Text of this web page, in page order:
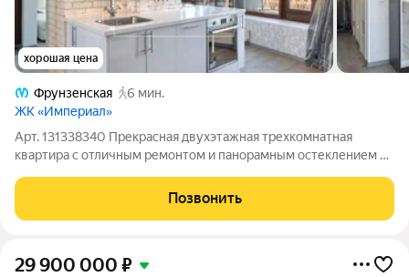
хорошая цена
Фрунзенская
6 мин.
ЖК «Империал»
Арт. 131338340 Прекрасная двухэтажная трехкомнатная
квартира с отличным ремонтом и панорамным остеклением в
привилегированной башне, где всего 6 этажей и 10 квартир.
Эксклюзивная для данного жилого
Позвонить
29 900 000 ₽